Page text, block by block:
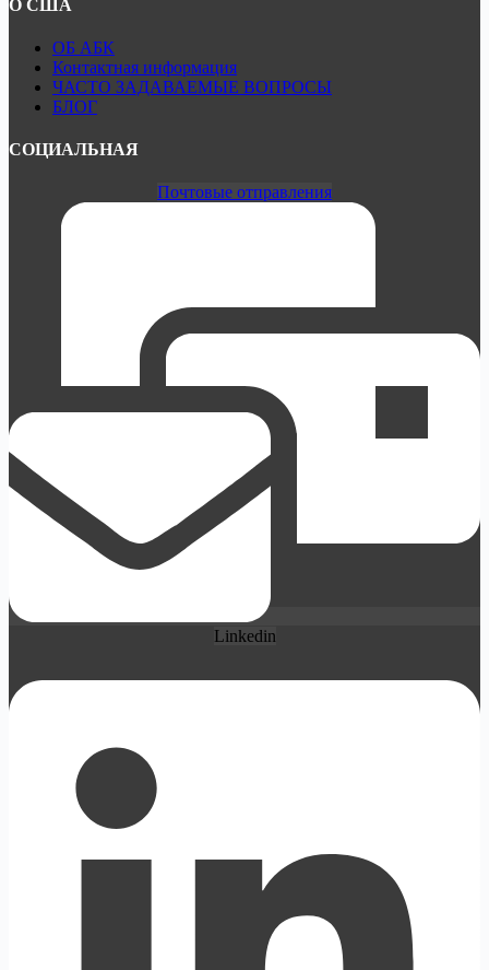
О США
ОБ АБК
Контактная информация
ЧАСТО ЗАДАВАЕМЫЕ ВОПРОСЫ
БЛОГ
СОЦИАЛЬНАЯ
Почтовые отправления
Linkedin